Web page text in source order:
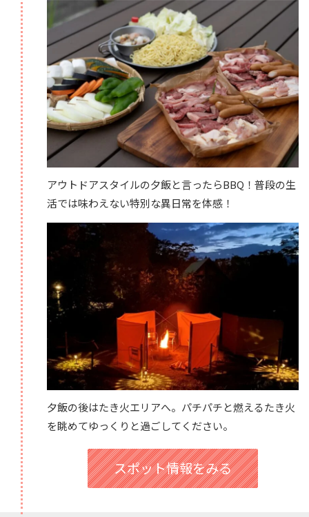
アウトドアスタイルの夕飯と言ったらBBQ！普段の生
活では味わえない特別な異日常を体感！
夕飯の後はたき火エリアへ。パチパチと燃えるたき火
を眺めてゆっくりと過ごしてください。
スポット情報をみる